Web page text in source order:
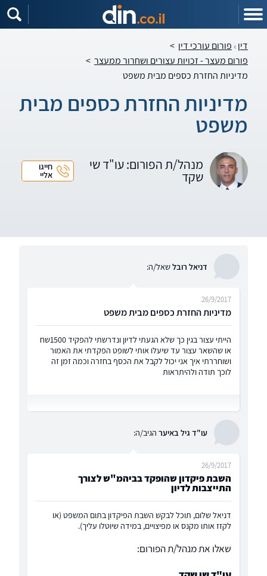
דין פורום עורכי דין >
פורום מעצר - זכויות עצורים ושחרור ממעצר >
מדיניות החזרת כספים מבית משפט
מדיניות החזרת כספים מבית
משפט
מנהל/ת הפורום: עו"ד שי
שקד
חייגו
אליי
דניאל רובלשאל/ה:
מדיניות החזרת כספים מבית משפט
26/9/2017
הייתי עצור בגין כך שלא הגעתי לדיון ונדרשתי להפקיד 1500שח
או שהשאר עצור עד שיעלו אותי לשופט הפקדתי את האמור
ושוחררתי איך אני יכול לקבל את הכסף בחזרה וכמה זמן זה
לוכך תודה ולהיתראות
עו"ד גיל באיער הגיב/ה:
השבת פיקדון שהופקד בביהמ"ש לצורך
התייצבות לדיון
26/9/2017
דניאל שלום, תוכל לבקש השבת הפיקדון בתום המשפט (או
לקזז אותו מקנס או מפיצויים, במידה שיוטלו עליך).
שאלו את מנהל/ת הפורום: